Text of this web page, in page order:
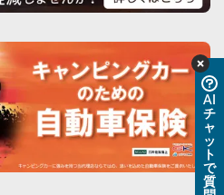
AI
チ
ャ
ッ
ト
で
質